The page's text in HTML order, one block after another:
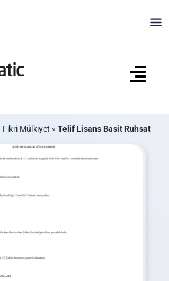
Ne Yapar?
Fikri Mülkiyet » Telif Lisans Basit Ruhsat